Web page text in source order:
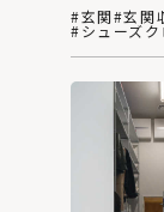
#玄関#玄関
#シューズク